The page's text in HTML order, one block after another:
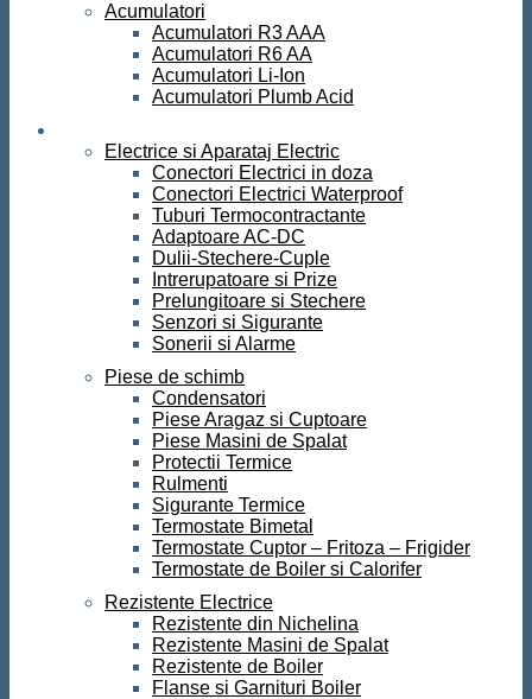
Acumulatori
Acumulatori R3 AAA
Acumulatori R6 AA
Acumulatori Li-Ion
Acumulatori Plumb Acid
Electrice si Aparataj Electric
Conectori Electrici in doza
Conectori Electrici Waterproof
Tuburi Termocontractante
Adaptoare AC-DC
Dulii-Stechere-Cuple
Intrerupatoare si Prize
Prelungitoare si Stechere
Senzori si Sigurante
Sonerii si Alarme
Piese de schimb
Condensatori
Piese Aragaz si Cuptoare
Piese Masini de Spalat
Protectii Termice
Rulmenti
Sigurante Termice
Termostate Bimetal
Termostate Cuptor – Fritoza – Frigider
Termostate de Boiler si Calorifer
Rezistente Electrice
Rezistente din Nichelina
Rezistente Masini de Spalat
Rezistente de Boiler
Flanse si Garnituri Boiler